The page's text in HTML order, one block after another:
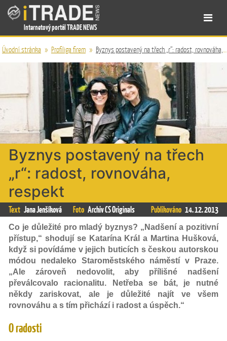
Internetový portál TRADE NEWS
Úvodní stránka » Profiliga firem » Byznys postavený na třech „r“: radost, rovnováha, respekt
Byznys postavený na třech
„r“: radost, rovnováha,
respekt
Text Jana Jenšíková Foto Archiv CS Originals Publikováno 14. 12. 2013
Co je důležité pro mladý byznys? „Nadšení a pozitivní
přístup,“ shodují se Katarína Král a Martina Hušková,
když si povídáme v jejich buticích s českou autorskou
módou nedaleko Staroměstského náměstí v Praze.
„Ale zároveň nedovolit, aby přílišné nadšení
převálcovalo racionalitu. Netřeba se bát, je nutné
někdy zariskovat, ale je důležité najít ve všem
rovnováhu a s tím přichází i radost a úspěch.“
O radosti